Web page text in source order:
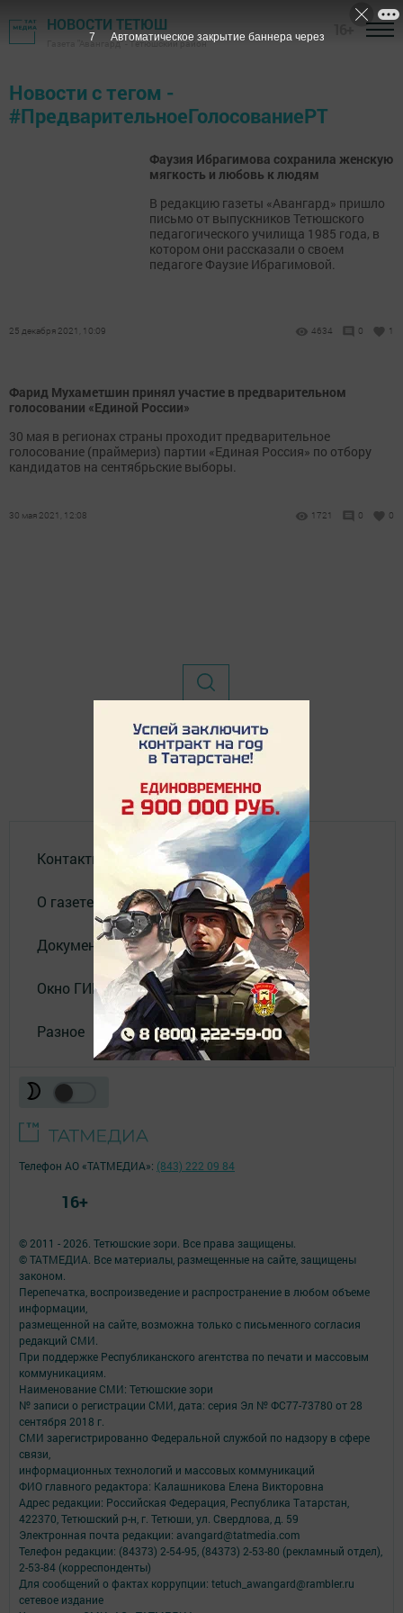
НОВОСТИ ТЕТЮШ
Газета "Авангард" - Тетюшский район
Новости с тегом -
#ПредварительноеГолосованиеРТ
Фаузия Ибрагимова сохранила женскую
мягкость и любовь к людям
В редакцию газеты «Авангард» пришло
письмо от выпускников Тетюшского
педагогического училища 1985 года, в
котором они рассказали о своем
педагоге ­Фаузие Ибрагимовой.
25 декабря 2021, 10:09 4634 0 1
Фарид Мухаметшин принял участие в предварительном
голосовании «Единой России»
30 мая в регионах страны проходит предварительное
голосование (праймериз) партии «Единая Россия» по отбору
кандидатов на сентябрьские выборы.
30 мая 2021, 12:08 1721 0 0
Контакты
О газете
Документы
Окно ГИБДД
Разное
© 2011 - 2026. Тетюшские зори. Все права защищены.
© ТАТМЕДИА. Все материалы, размещенные на сайте, защищены
законом.
Перепечатка, воспроизведение и распространение в любом объеме
информации,
размещенной на сайте, возможна только с письменного согласия
редакций СМИ.
При поддержке Республиканского агентства по печати и массовым
коммуникациям.
Наименование СМИ: Тетюшские зори
№ записи о регистрации СМИ, дата: серия Эл № ФС77-73780 от 28
сентября 2018 г.
СМИ зарегистрированно Федеральной службой по надзору в сфере
связи,
информационных технологий и массовых коммуникаций
ФИО главного редактора: Калашникова Елена Викторовна
Адрес редакции: Российская Федерация, Республика Татарстан,
422370, Тетюшский р-н, г. Тетюши, ул. Свердлова, д. 59
Электронная почта редакции: avangard@tatmedia.com
Телефон редакции: (84373) 2-54-95, (84373) 2-53-80 (рекламный отдел),
2-53-84 (корреспонденты)
Для сообщений о фактах коррупции: tetuch_awangard@rambler.ru
сетевое издание
Телефон АО «ТАТМЕДИА»: (843) 222 09 84
16+
7 Автоматическое закрытие баннера через